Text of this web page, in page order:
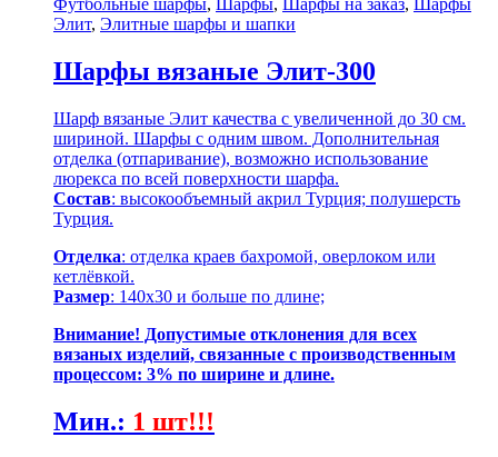
Футбольные шарфы, Шарфы, Шарфы на заказ, Шарфы
Элит, Элитные шарфы и шапки
Шарфы вязаные Элит-300
Шарф вязаные Элит качества с увеличенной до 30 см.
шириной. Шарфы с одним швом. Дополнительная
отделка (отпаривание), возможно использование
люрекса по всей поверхности шарфа.
Состав: высокообъемный акрил Турция; полушерсть
Турция.
Отделка: отделка краев бахромой, оверлоком или
кетлёвкой.
Размер: 140х30 и больше по длине;
Внимание! Допустимые отклонения для всех
вязаных изделий, связанные с производственным
процессом: 3% по ширине и длине.
Мин.: 1 шт!!!